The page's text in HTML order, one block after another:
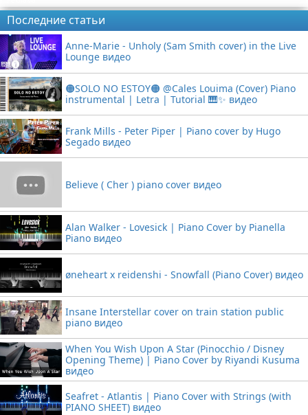
Последние статьи
Anne-Marie - Unholy (Sam Smith cover) in the Live
Lounge видео
🟠SOLO NO ESTOY🟠 @Cales Louima (Cover) Piano
instrumental | Letra | Tutorial 🎹✨ видео
Frank Mills - Peter Piper | Piano cover by Hugo
Segado видео
Believe ( Cher ) piano cover видео
Alan Walker - Lovesick | Piano Cover by Pianella
Piano видео
øneheart x reidenshi - Snowfall (Piano Cover) видео
Insane Interstellar cover on train station public
piano видео
When You Wish Upon A Star (Pinocchio / Disney
Opening Theme) | Piano Cover by Riyandi Kusuma
видео
Seafret - Atlantis | Piano Cover with Strings (with
PIANO SHEET) видео